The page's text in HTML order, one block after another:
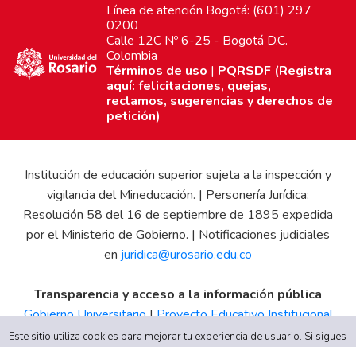
Línea de atención Bogotá: (601) 297
0200
Calle 12C Nº 6-25 - Bogotá D.C.
Colombia
Términos de uso | PQRSDF (Registra
aquí: felicitaciones, quejas,
reclamos, sugerencias y derechos de
petición)
Institución de educación superior sujeta a la inspección y
vigilancia del Mineducación. | Personería Jurídica:
Resolución 58 del 16 de septiembre de 1895 expedida
por el Ministerio de Gobierno. | Notificaciones judiciales
en juridica@urosario.edu.co
Transparencia y acceso a la información pública
Gobierno Universitario|Proyecto Educativo Institucional
|Informe de Gestión|Boletín Estadístico|Régimen
Este sitio utiliza cookies para mejorar tu experiencia de usuario. Si sigues